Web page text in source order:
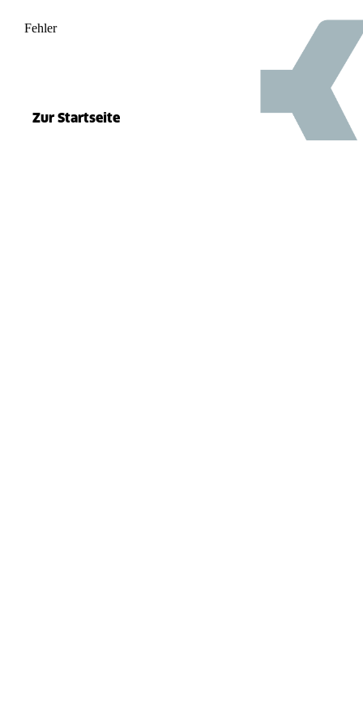
Fehler 500
Zur Startseite